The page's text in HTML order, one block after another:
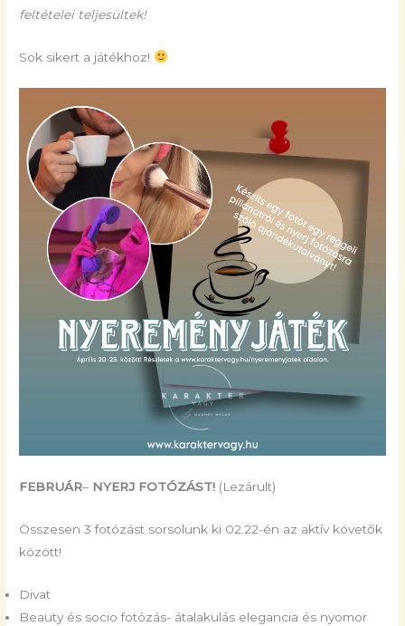
feltételei teljesültek!
Sok sikert a játékhoz!
FEBRUÁR– NYERJ FOTÓZÁST! (Lezárult)
Összesen 3 fotózást sorsolunk ki 02.22-én az aktív követők
között!
Divat
Beauty és socio fotózás- átalakulás elegancia és nyomor